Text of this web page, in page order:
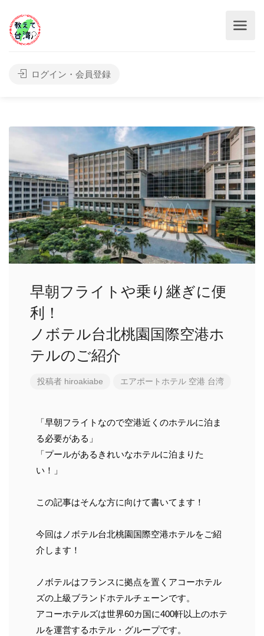
ログイン・会員登録
早朝フライトや乗り継ぎに便
利！
ノボテル台北桃園国際空港ホ
テルのご紹介
投稿者 hiroakiabe エアポートホテル 空港 台湾
「早朝フライトなので空港近くのホテルに泊ま
る必要がある」
「プールがあるきれいなホテルに泊まりた
い！」
この記事はそんな方に向けて書いてます！
今回はノボテル台北桃園国際空港ホテルをご紹
介します！
ノボテルはフランスに拠点を置くアコーホテル
ズの上級ブランドホテルチェーンです。
アコーホテルズは世界60カ国に400軒以上のホテ
ルを運営するホテル・グループです。